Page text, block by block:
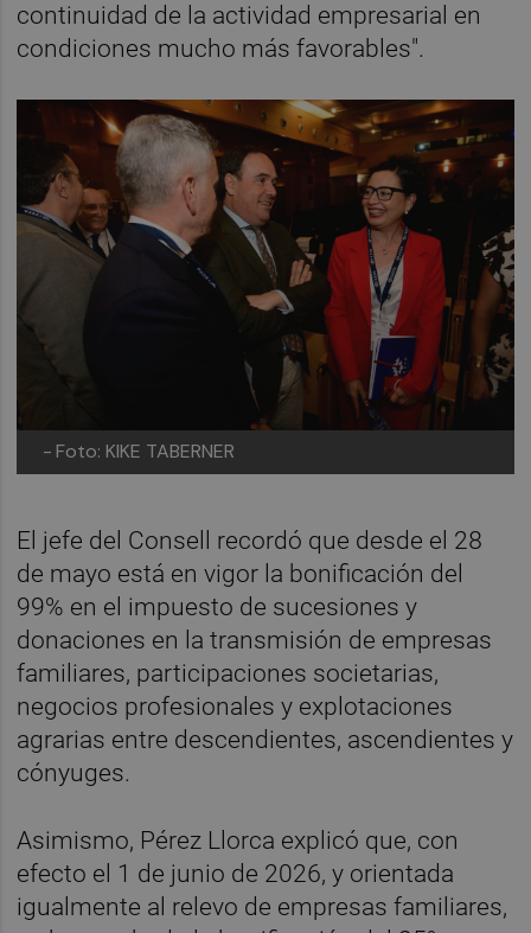
continuidad de la actividad empresarial en
condiciones mucho más favorables".
- Foto: KIKE TABERNER
El jefe del Consell recordó que desde el 28
de mayo está en vigor la bonificación del
99% en el impuesto de sucesiones y
donaciones en la transmisión de empresas
familiares, participaciones societarias,
negocios profesionales y explotaciones
agrarias entre descendientes, ascendientes y
cónyuges.
Asimismo, Pérez Llorca explicó que, con
efecto el 1 de junio de 2026, y orientada
igualmente al relevo de empresas familiares,